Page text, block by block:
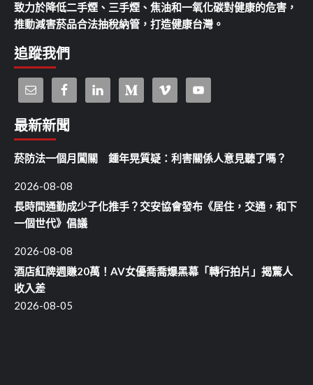
致力於降低二手煙、三手煙、焦油和一氧化碳對健康的危害，
推動減害菸品合法抽稅納管，打造健康台灣。
追蹤我們
最新新聞
菸防法一個月闖關 鍾年晃質疑：利害關係人意見聽了嗎？
2026-08-08
長時間通勤成少子化推手？交安協會發布《居住，交通，和下
一個世代》倡議
2026-08-08
酒店紅牌週賺20萬！AV女優喬喬爆黑幕「轉行拍片」揭驚人
收入差
2026-08-05